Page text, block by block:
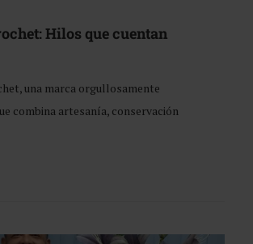
Hilos que cuentan
una marca orgullosamente
combina artesanía, conservación